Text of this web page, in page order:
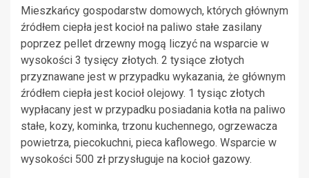
Mieszkańcy gospodarstw domowych, których głównym
źródłem ciepła jest kocioł na paliwo stałe zasilany
poprzez pellet drzewny mogą liczyć na wsparcie w
wysokości 3 tysięcy złotych. 2 tysiące złotych
przyznawane jest w przypadku wykazania, że głównym
źródłem ciepła jest kocioł olejowy. 1 tysiąc złotych
wypłacany jest w przypadku posiadania kotła na paliwo
stałe, kozy, kominka, trzonu kuchennego, ogrzewacza
powietrza, piecokuchni, pieca kaflowego. Wsparcie w
wysokości 500 zł przysługuje na kocioł gazowy.